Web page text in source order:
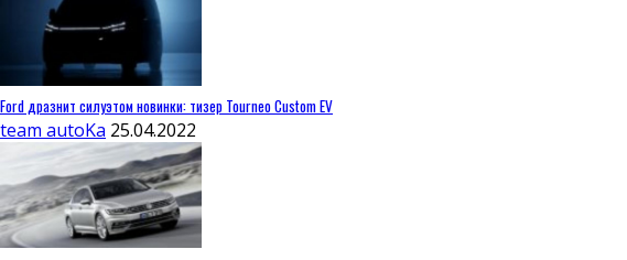
Ford дразнит силуэтом новинки: тизер Tourneo Custom EV
team autoKa 25.04.2022